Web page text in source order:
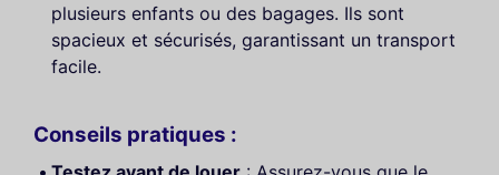
plusieurs enfants ou des bagages. Ils sont
spacieux et sécurisés, garantissant un transport
facile.
Conseils pratiques :